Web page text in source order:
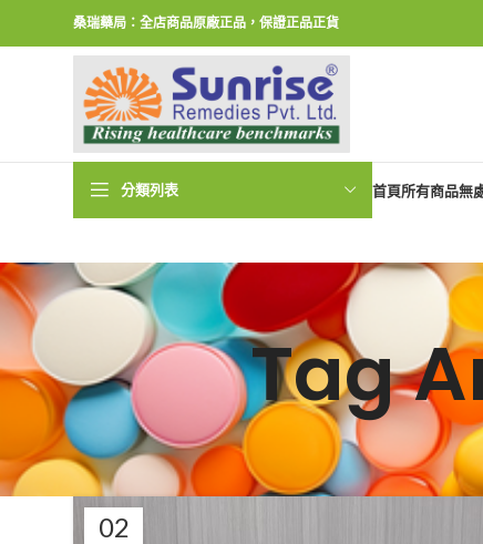
桑瑞藥局：全店商品原廠正品，保證正品正貨
分類列表 首頁所有商品無
Tag
02